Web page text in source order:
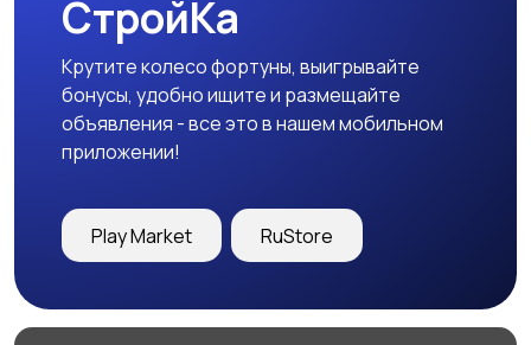
СтройКа
Крутите колесо фортуны, выигрывайте
бонусы, удобно ищите и размещайте
объявления - все это в нашем мобильном
приложении!
Play Market RuStore